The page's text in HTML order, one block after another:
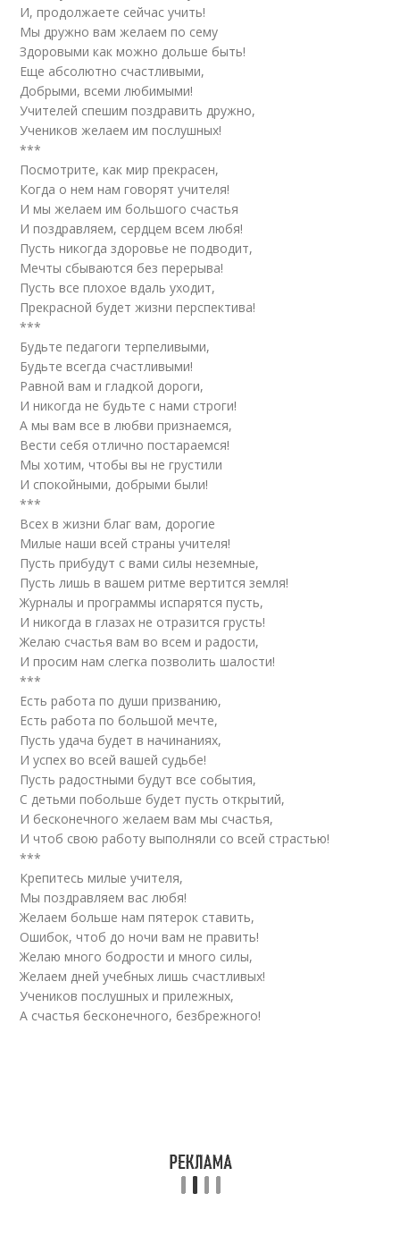
И, продолжаете сейчас учить!
Мы дружно вам желаем по сему
Здоровыми как можно дольше быть!
Еще абсолютно счастливыми,
Добрыми, всеми любимыми!
Учителей спешим поздравить дружно,
Учеников желаем им послушных!
***
Посмотрите, как мир прекрасен,
Когда о нем нам говорят учителя!
И мы желаем им большого счастья
И поздравляем, сердцем всем любя!
Пусть никогда здоровье не подводит,
Мечты сбываются без перерыва!
Пусть все плохое вдаль уходит,
Прекрасной будет жизни перспектива!
***
Будьте педагоги терпеливыми,
Будьте всегда счастливыми!
Равной вам и гладкой дороги,
И никогда не будьте с нами строги!
А мы вам все в любви признаемся,
Вести себя отлично постараемся!
Мы хотим, чтобы вы не грустили
И спокойными, добрыми были!
***
Всех в жизни благ вам, дорогие
Милые наши всей страны учителя!
Пусть прибудут с вами силы неземные,
Пусть лишь в вашем ритме вертится земля!
Журналы и программы испарятся пусть,
И никогда в глазах не отразится грусть!
Желаю счастья вам во всем и радости,
И просим нам слегка позволить шалости!
***
Есть работа по души призванию,
Есть работа по большой мечте,
Пусть удача будет в начинаниях,
И успех во всей вашей судьбе!
Пусть радостными будут все события,
С детьми побольше будет пусть открытий,
И бесконечного желаем вам мы счастья,
И чтоб свою работу выполняли со всей страстью!
***
Крепитесь милые учителя,
Мы поздравляем вас любя!
Желаем больше нам пятерок ставить,
Ошибок, чтоб до ночи вам не править!
Желаю много бодрости и много силы,
Желаем дней учебных лишь счастливых!
Учеников послушных и прилежных,
А счастья бесконечного, безбрежного!